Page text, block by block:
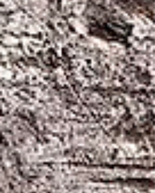
paesaggio agrario, memoria e potere sui
luoghi, oppure racconto simbolico. Un
a guardarla dal vivo e a cercare risposte.